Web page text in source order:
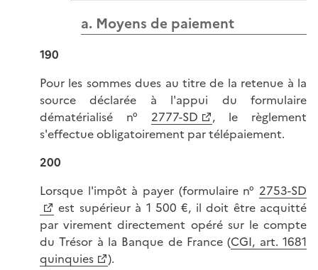
a. Moyens de paiement
190
Pour les sommes dues au titre de la retenue à la
source déclarée à l'appui du formulaire
dématérialisé n° 2777-SD
, le règlement
s'effectue obligatoirement par télépaiement.
200
Lorsque l'impôt à payer (formulaire n° 2753-SD
est supérieur à 1 500 €, il doit être acquitté
par virement directement opéré sur le compte
du Trésor à la Banque de France (CGI, art. 1681
quinquies
).